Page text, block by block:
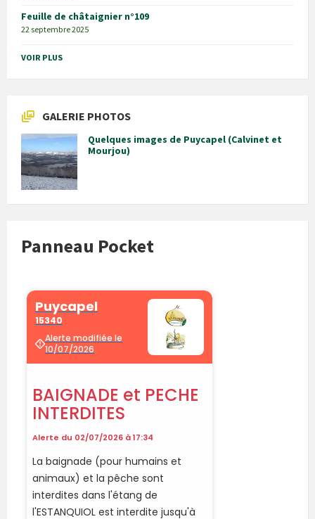
Feuille de châtaignier n°109
22 septembre 2025
VOIR PLUS
GALERIE PHOTOS
Quelques images de Puycapel (Calvinet et
Mourjou)
Panneau Pocket